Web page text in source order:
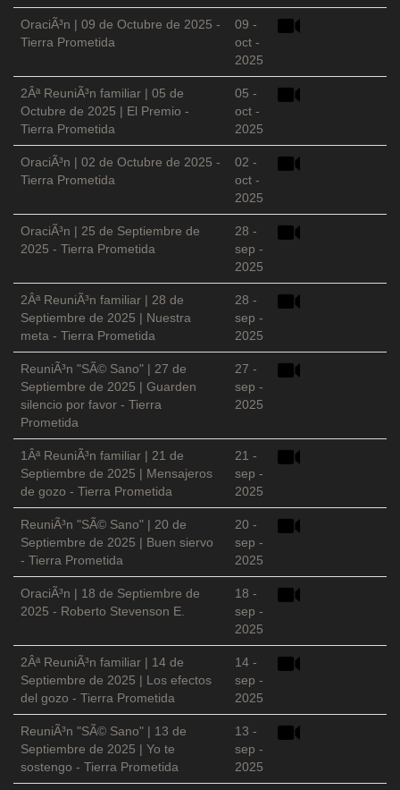
OraciÃ³n | 09 de Octubre de 2025 -
Tierra Prometida
09 -
oct -
2025
2Âª ReuniÃ³n familiar | 05 de
Octubre de 2025 | El Premio -
Tierra Prometida
05 -
oct -
2025
OraciÃ³n | 02 de Octubre de 2025 -
Tierra Prometida
02 -
oct -
2025
OraciÃ³n | 25 de Septiembre de
2025 - Tierra Prometida
28 -
sep -
2025
2Âª ReuniÃ³n familiar | 28 de
Septiembre de 2025 | Nuestra
meta - Tierra Prometida
28 -
sep -
2025
ReuniÃ³n "SÃ© Sano" | 27 de
Septiembre de 2025 | Guarden
silencio por favor - Tierra
Prometida
27 -
sep -
2025
1Âª ReuniÃ³n familiar | 21 de
Septiembre de 2025 | Mensajeros
de gozo - Tierra Prometida
21 -
sep -
2025
ReuniÃ³n "SÃ© Sano" | 20 de
Septiembre de 2025 | Buen siervo
- Tierra Prometida
20 -
sep -
2025
OraciÃ³n | 18 de Septiembre de
2025 - Roberto Stevenson E.
18 -
sep -
2025
2Âª ReuniÃ³n familiar | 14 de
Septiembre de 2025 | Los efectos
del gozo - Tierra Prometida
14 -
sep -
2025
ReuniÃ³n "SÃ© Sano" | 13 de
Septiembre de 2025 | Yo te
sostengo - Tierra Prometida
13 -
sep -
2025